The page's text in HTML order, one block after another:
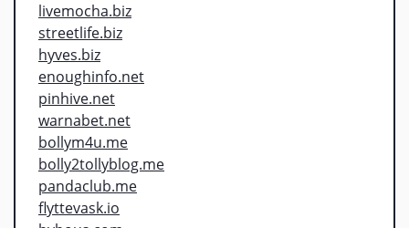
livemocha.biz
streetlife.biz
hyves.biz
enoughinfo.net
pinhive.net
warnabet.net
bollym4u.me
bolly2tollyblog.me
pandaclub.me
flyttevask.io